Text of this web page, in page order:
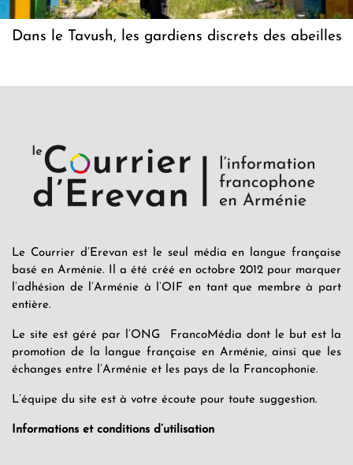
Dans le Tavush, les gardiens discrets des abeilles
Le Courrier d’Erevan est le seul média en langue française
basé en Arménie. Il a été créé en octobre 2012 pour marquer
l’adhésion de l’Arménie à l’OIF en tant que membre à part
entière.
Le site est géré par l’ONG FrancoMédia dont le but est la
promotion de la langue française en Arménie, ainsi que les
échanges entre l’Arménie et les pays de la Francophonie.
L’équipe du site est à votre écoute pour toute suggestion.
Informations et conditions d’utilisation